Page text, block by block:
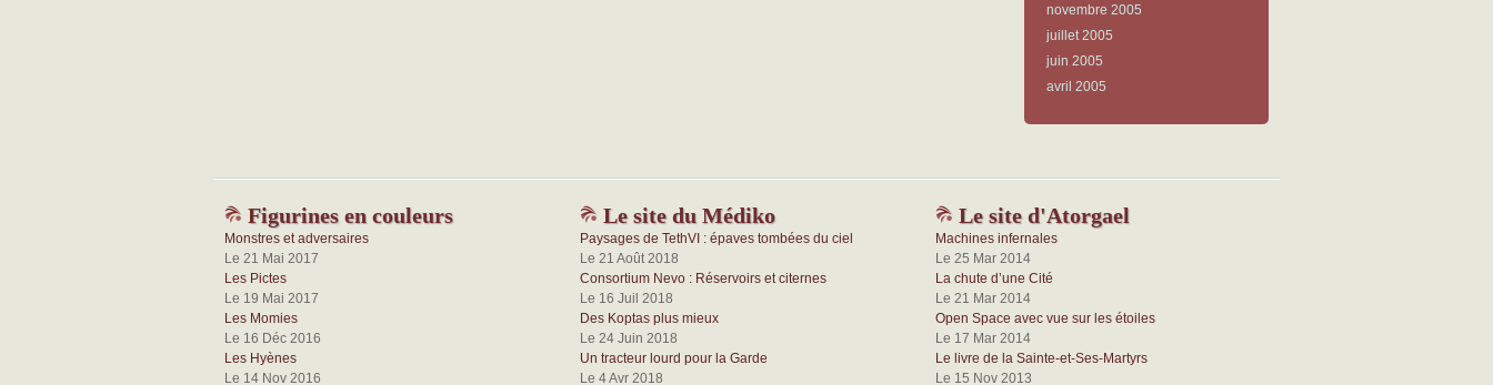
novembre 2005
juillet 2005
juin 2005
avril 2005
Figurines en couleurs
Monstres et adversaires
Le 21 Mai 2017
Les Pictes
Le 19 Mai 2017
Les Momies
Le 16 Déc 2016
Les Hyènes
Le 14 Nov 2016
Le site du Médiko
Paysages de TethVI : épaves tombées du ciel
Le 21 Août 2018
Consortium Nevo : Réservoirs et citernes
Le 16 Juil 2018
Des Koptas plus mieux
Le 24 Juin 2018
Un tracteur lourd pour la Garde
Le 4 Avr 2018
Le site d'Atorgael
Machines infernales
Le 25 Mar 2014
La chute d’une Cité
Le 21 Mar 2014
Open Space avec vue sur les étoiles
Le 17 Mar 2014
Le livre de la Sainte-et-Ses-Martyrs
Le 15 Nov 2013